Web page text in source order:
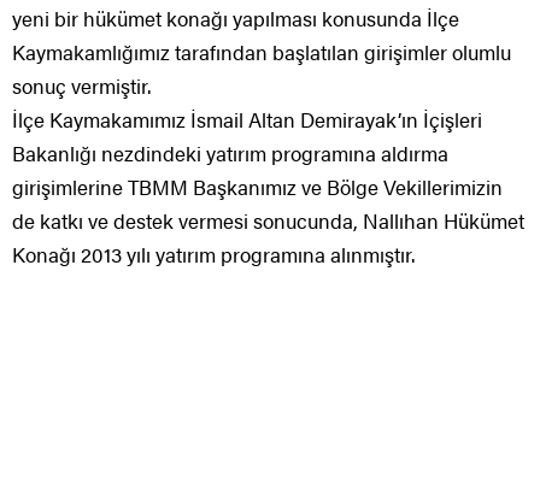
yeni bir hükümet konağı yapılması konusunda İlçe
Kaymakamlığımız tarafından başlatılan girişimler olumlu
sonuç vermiştir.
İlçe Kaymakamımız İsmail Altan Demirayak’ın İçişleri
Bakanlığı nezdindeki yatırım programına aldırma
girişimlerine TBMM Başkanımız ve Bölge Vekillerimizin
de katkı ve destek vermesi sonucunda, Nallıhan Hükümet
Konağı 2013 yılı yatırım programına alınmıştır.